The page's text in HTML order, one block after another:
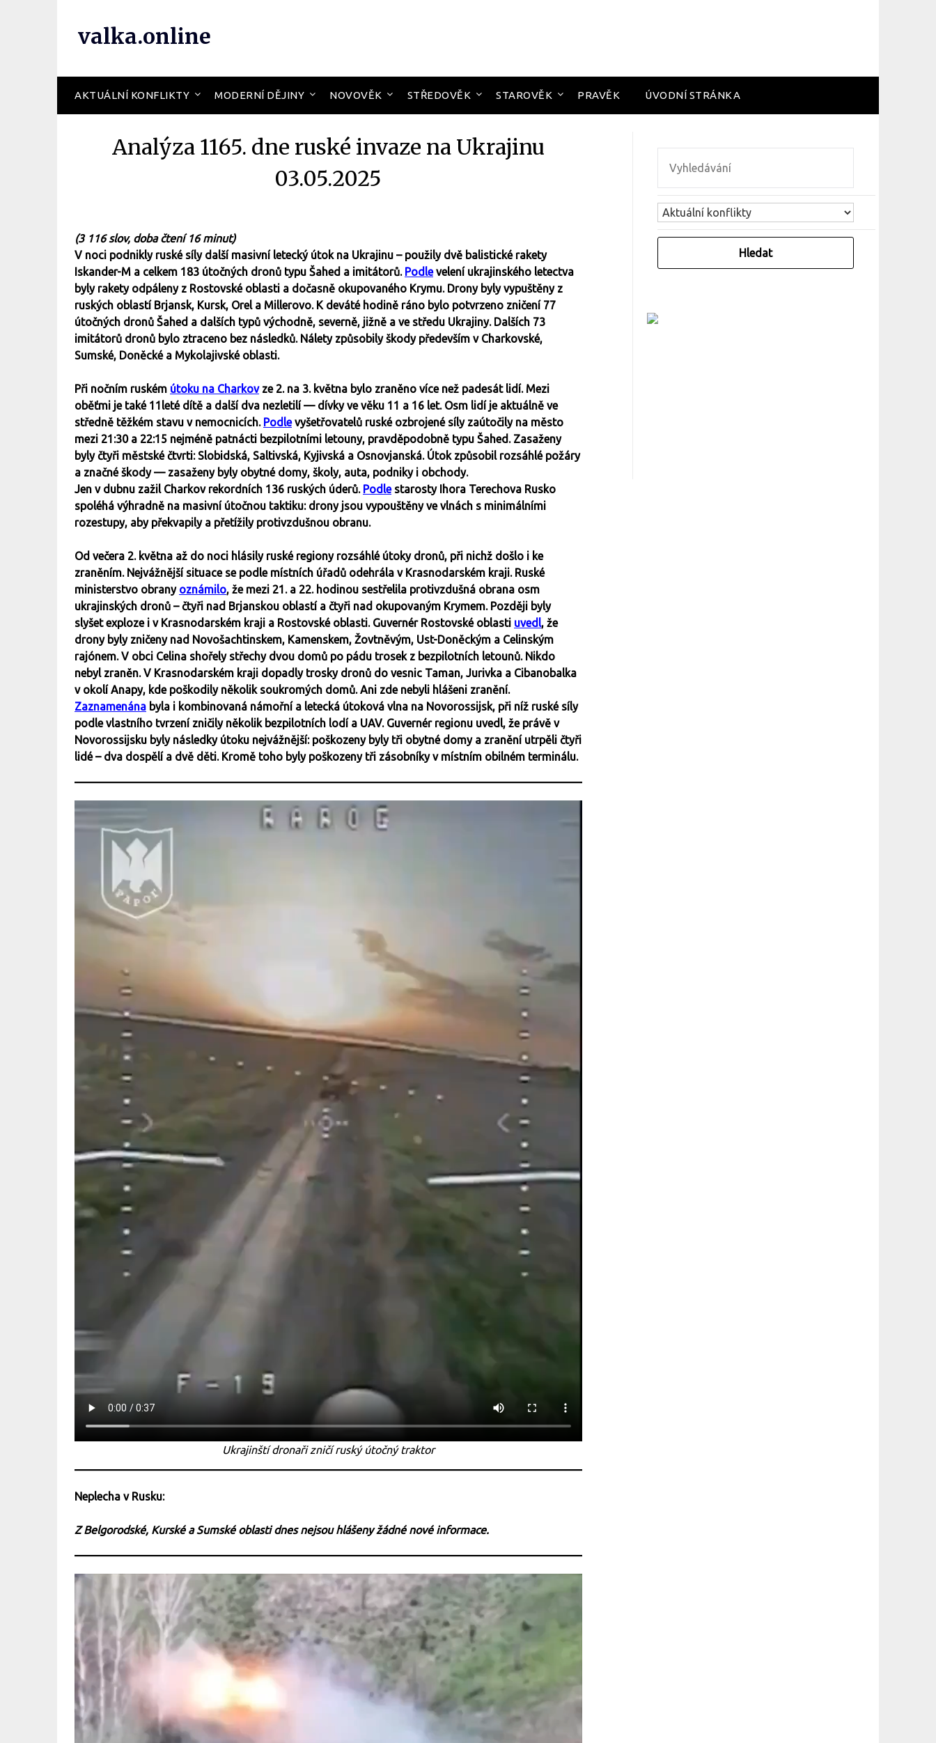
valka.online
AKTUÁLNÍ KONFLIKTY MODERNÍ DĚJINY NOVOVĚK STŘEDOVĚK STAROVĚK PRAVĚK ÚVODNÍ STRÁNKA
Analýza 1165. dne ruské invaze na Ukrajinu
03.05.2025
(3 116 slov, doba čtení 16 minut)
V noci podnikly ruské síly další masivní letecký útok na Ukrajinu – použily dvě balistické rakety
Iskander-M a celkem 183 útočných dronů typu Šahed a imitátorů. Podlevelení ukrajinského letectva
byly rakety odpáleny z Rostovské oblasti a dočasně okupovaného Krymu. Drony byly vypuštěny z
ruských oblastí Brjansk, Kursk, Orel a Millerovo. K deváté hodině ráno bylo potvrzeno zničení 77
útočných dronů Šahed a dalších typů východně, severně, jižně a ve středu Ukrajiny. Dalších 73
imitátorů dronů bylo ztraceno bez následků. Nálety způsobily škody především v Charkovské,
Sumské, Doněcké a Mykolajivské oblasti.
Při nočním ruském útoku na Charkovze 2. na 3. května bylo zraněno více než padesát lidí. Mezi
oběťmi je také 11leté dítě a další dva nezletilí — dívky ve věku 11 a 16 let. Osm lidí je aktuálně ve
středně těžkém stavu v nemocnicích. Podlevyšetřovatelů ruské ozbrojené síly zaútočily na město
mezi 21:30 a 22:15 nejméně patnácti bezpilotními letouny, pravděpodobně typu Šahed. Zasaženy
byly čtyři městské čtvrti: Slobidská, Saltivská, Kyjivská a Osnovjanská. Útok způsobil rozsáhlé požáry
a značné škody — zasaženy byly obytné domy, školy, auta, podniky i obchody.
Jen v dubnu zažil Charkov rekordních 136 ruských úderů. Podlestarosty Ihora Terechova Rusko
spoléhá výhradně na masivní útočnou taktiku: drony jsou vypouštěny ve vlnách s minimálními
rozestupy, aby překvapily a přetížily protivzdušnou obranu.
Od večera 2. května až do noci hlásily ruské regiony rozsáhlé útoky dronů, při nichž došlo i ke
zraněním. Nejvážnější situace se podle místních úřadů odehrála v Krasnodarském kraji. Ruské
ministerstvo obrany oznámilo, že mezi 21. a 22. hodinou sestřelila protivzdušná obrana osm
ukrajinských dronů – čtyři nad Brjanskou oblastí a čtyři nad okupovaným Krymem. Později byly
slyšet exploze i v Krasnodarském kraji a Rostovské oblasti. Guvernér Rostovské oblasti uvedl, že
drony byly zničeny nad Novošachtinskem, Kamenskem, Žovtněvým, Ust-Doněckým a Celinským
rajónem. V obci Celina shořely střechy dvou domů po pádu trosek z bezpilotních letounů. Nikdo
nebyl zraněn. V Krasnodarském kraji dopadly trosky dronů do vesnic Taman, Jurivka a Cibanobalka
v okolí Anapy, kde poškodily několik soukromých domů. Ani zde nebyli hlášeni zranění.
Zaznamenána byla i kombinovaná námořní a letecká útoková vlna na Novorossijsk, při níž ruské síly
podle vlastního tvrzení zničily několik bezpilotních lodí a UAV. Guvernér regionu uvedl, že právě v
Novorossijsku byly následky útoku nejvážnější: poškozeny byly tři obytné domy a zranění utrpěli čtyři
lidé – dva dospělí a dvě děti. Kromě toho byly poškozeny tři zásobníky v místním obilném terminálu.
Ukrajinští dronaři zničí ruský útočný traktor
Neplecha v Rusku:
Z Belgorodské, Kurské a Sumské oblasti dnes nejsou hlášeny žádné nové informace.